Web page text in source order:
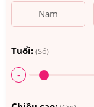
Nam
Tuổi: (Số)
-